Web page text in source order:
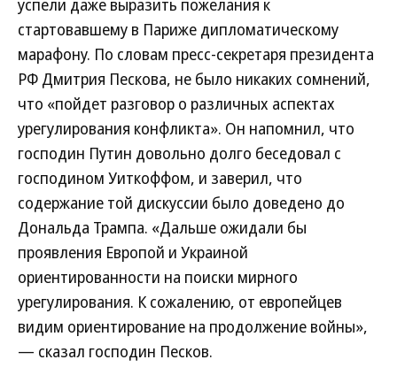
успели даже выразить пожелания к
стартовавшему в Париже дипломатическому
марафону. По словам пресс-секретаря президента
РФ Дмитрия Пескова, не было никаких сомнений,
что «пойдет разговор о различных аспектах
урегулирования конфликта». Он напомнил, что
господин Путин довольно долго беседовал с
господином Уиткоффом, и заверил, что
содержание той дискуссии было доведено до
Дональда Трампа. «Дальше ожидали бы
проявления Европой и Украиной
ориентированности на поиски мирного
урегулирования. К сожалению, от европейцев
видим ориентирование на продолжение войны»,
— сказал господин Песков.